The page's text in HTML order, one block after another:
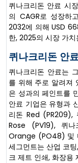
퀴나크리돈 안료 시
의 CAGR로 성장하
2032에 의해 USD
한, 2025의 시장 가
퀴나크리돈 안
퀴나크리돈 안료는
를 위해 주로 알려져
은 성과의 페인트를
안료 기업은 유형과
리돈 Red (PR209),
Rose (PV19), 퀴
Orange (PO48) 및
세그먼트는 산업 코
크 제트 인쇄, 화장용